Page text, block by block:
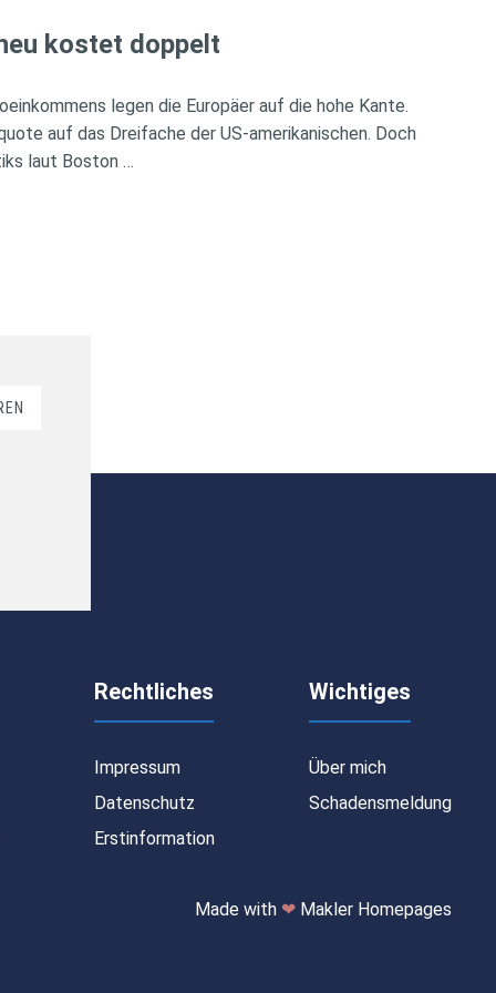
kostet doppelt
legen die Europäer auf die hohe Kante.
auf das Dreifache der US-amerikanischen. Doch
laut Boston …
Rechtliches
Impressum
Datenschutz
Erstinformation
Wichtiges
Über mich
Schadensmeldung
Made with ❤Makler Homepages